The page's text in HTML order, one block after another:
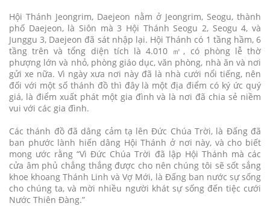
Hội Thánh Jeongrim, Daejeon nằm ở Jeongrim, Seogu, thành
phố Daejeon, là Siôn mà 3 Hội Thánh Seogu 2, Seogu 4, và
Junggu 3, Daejeon đã sát nhập lại. Hội Thánh có 1 tầng hầm, 6
tầng trên và tổng diện tích là 4.010 ㎡, có phòng lễ thờ
phượng lớn và nhỏ, phòng giáo dục, văn phòng, nhà ăn và nơi
gửi xe nữa. Vì ngày xưa nơi này đã là nhà cưới nổi tiếng, nên
đối với một số thánh đồ thì đây là một địa điểm có ký ức quý
giá, là điểm xuất phát một gia đình và là nơi đã chia sẻ niềm
vui với các gia đình.
Các thánh đồ đã dâng cảm tạ lên Đức Chúa Trời, là Đấng đã
ban phước lành hiến dâng Hội Thánh ở nơi này, và cho biết
mong ước rằng “Vì Đức Chúa Trời đã lập Hội Thánh mà các
cửa âm phủ chẳng thắng được cho nên chúng tôi sẽ sốt sắng
khoe khoang Thánh Linh và Vợ Mới, là Đấng ban nước sự sống
cho chúng ta, và mời nhiều người khát sự sống đến tiệc cưới
Nước Thiên Đàng.”